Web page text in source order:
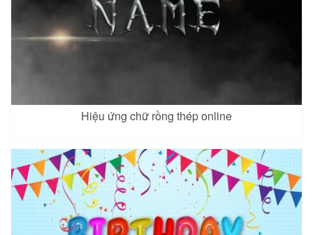
Hiệu ứng chữ rồng thép online